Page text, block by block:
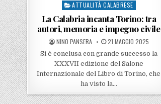
Posted in
ATTUALITÀ CALABRESE
La Calabria incanta Torino: tra
autori, memoria e impegno civile
POSTED BY
NINO PANSERA POSTED ON
21 MAGGIO 2025
Si è conclusa con grande successo la
XXXVII edizione del Salone
Internazionale del Libro di Torino, che
ha visto la…